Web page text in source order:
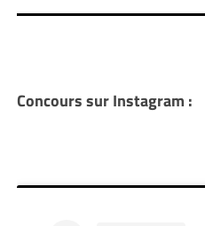
Concours sur Instagram :